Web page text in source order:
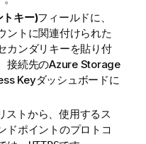
キー)フィールドに、
ントに関連付けられた
カンダリキーを貼り付
接続先のAzure Storage
Keyダッシュボードに
ストから、使用するス
ドポイントのプロトコ